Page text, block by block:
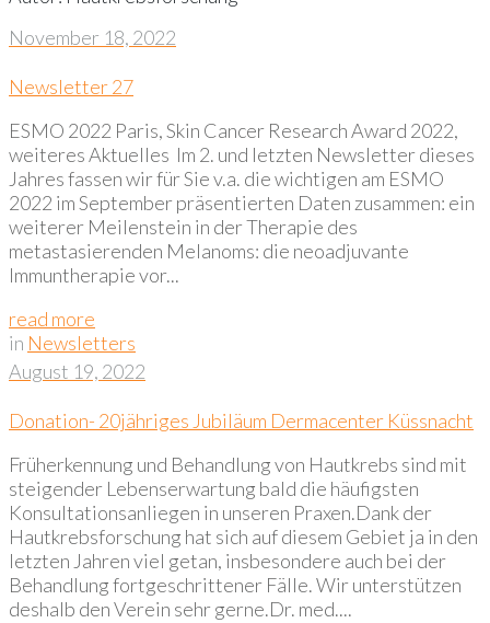
November 18, 2022
Newsletter 27
ESMO 2022 Paris, Skin Cancer Research Award 2022,
weiteres Aktuelles Im 2. und letzten Newsletter dieses
Jahres fassen wir für Sie v.a. die wichtigen am ESMO
2022 im September präsentierten Daten zusammen: ein
weiterer Meilenstein in der Therapie des
metastasierenden Melanoms: die neoadjuvante
Immuntherapie vor...
read more
in Newsletters
August 19, 2022
Donation- 20jähriges Jubiläum Dermacenter Küssnacht
Früherkennung und Behandlung von Hautkrebs sind mit
steigender Lebenserwartung bald die häufigsten
Konsultationsanliegen in unseren Praxen.Dank der
Hautkrebsforschung hat sich auf diesem Gebiet ja in den
letzten Jahren viel getan, insbesondere auch bei der
Behandlung fortgeschrittener Fälle. Wir unterstützen
deshalb den Verein sehr gerne.Dr. med....